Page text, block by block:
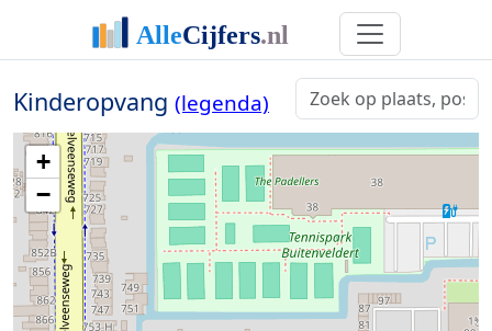
Kinderopvang (legenda)
+
−